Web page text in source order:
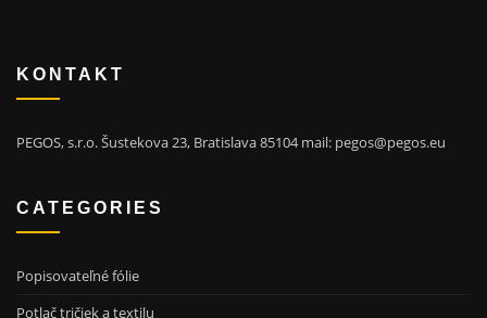
KONTAKT
PEGOS, s.r.o. Šustekova 23, Bratislava 85104 mail: pegos@pegos.eu
CATEGORIES
Popisovateľné fólie
Potlač tričiek a textilu